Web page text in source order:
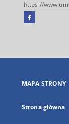
https://
Facebook
się
karcie
MAPA STRONY
Strona główna